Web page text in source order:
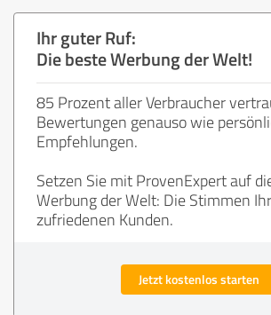
Ihr guter Ruf:
Die beste Werbung der Welt!
85 Prozent aller Verbraucher
Bewertungen genauso wie
Empfehlungen.
Setzen Sie mit ProvenExpert auf
Werbung der Welt: Die Stimmen
zufriedenen Kunden.
Jetzt kostenlos starten